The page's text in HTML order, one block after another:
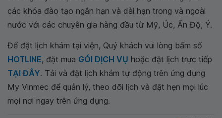
các khóa đào tạo ngắn hạn và dài hạn trong và ngoài
nước với các chuyên gia hàng đầu từ Mỹ, Úc, Ấn Độ, Ý.
Để đặt lịch khám tại viện, Quý khách vui lòng bấm số
HOTLINE, đặt mua GÓI DỊCH VỤ hoặc đặt lịch trực tiếp
TẠI ĐÂY. Tải và đặt lịch khám tự động trên ứng dụng
My Vinmec để quản lý, theo dõi lịch và đặt hẹn mọi lúc
mọi nơi ngay trên ứng dụng.